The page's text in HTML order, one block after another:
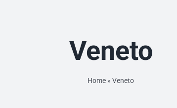
Veneto
Home » Veneto